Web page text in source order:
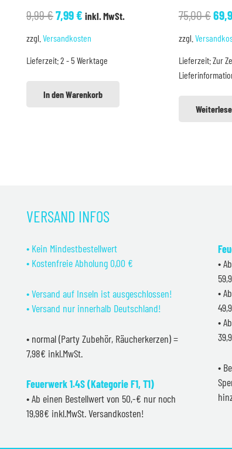
9,99€Ursprünglicher
Preis
9,99 €
7,99€Aktueller
7,99 €.
inkl. MwSt.
zzgl. Versandkosten
Lieferzeit:2 - 5 Werktage
In den Warenkorb
75,00€
Preis
zzgl.
Lieferzeit:Zur
VERSAND INFOS
• Kein Mindestbestellwert
• Kostenfreie Abholung 0,00 €
• Versand auf Inseln ist ausgeschlossen!
• Versand nur innerhalb Deutschland!
• normal (Party Zubehör, Räucherkerzen) =
7,98€ inkl.MwSt.
Feuerwerk 1.4S (Kategorie F1, T1)
• Ab einen Bestellwert von 50,-€ nur noch
19,98€ inkl.MwSt. Versandkosten!
•
•
•
•